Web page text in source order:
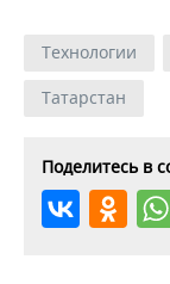
Технологии
Татарстан
Поделитесь в